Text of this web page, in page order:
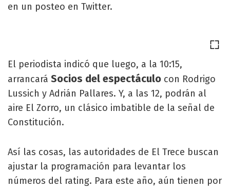
en un posteo en Twitter.
El periodista indicó que luego, a la 10:15,
arrancará Socios del espectáculo con Rodrigo
Lussich y Adrián Pallares. Y, a las 12, podrán al
aire El Zorro, un clásico imbatible de la señal de
Constitución.
Así las cosas, las autoridades de El Trece buscan
ajustar la programación para levantar los
números del rating. Para este año, aún tienen por